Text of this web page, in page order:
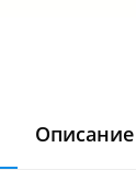
Описание